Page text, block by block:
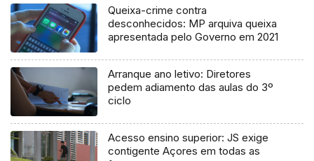
Queixa-crime contra
desconhecidos: MP arquiva queixa
apresentada pelo Governo em 2021
Arranque ano letivo: Diretores
pedem adiamento das aulas do 3º
ciclo
Acesso ensino superior: JS exige
contigente Açores em todas as